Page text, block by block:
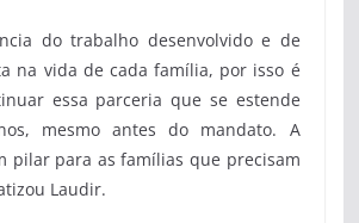
do trabalho desenvolvido e de
na vida de cada família, por isso é
essa parceria que se estende
mesmo antes do mandato. A
pilar para as famílias que precisam
Laudir.